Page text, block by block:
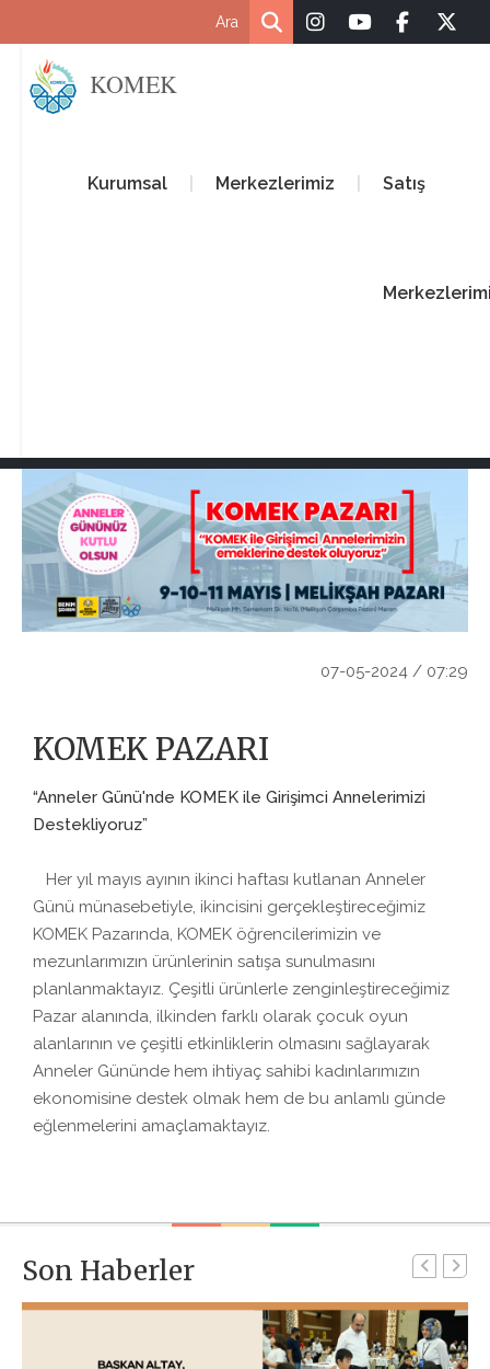
KOMEK
Kurumsal Merkezlerimiz Satış
07-05-2024 / 07:29
KOMEK PAZARI
“Anneler Günü'nde KOMEK ile Girişimci Annelerimizi
Destekliyoruz”
Her yıl mayıs ayının ikinci haftası kutlanan Anneler
Günü münasebetiyle, ikincisini gerçekleştireceğimiz
KOMEK Pazarında, KOMEK öğrencilerimizin ve
mezunlarımızın ürünlerinin satışa sunulmasını
planlanmaktayız. Çeşitli ürünlerle zenginleştireceğimiz
Pazar alanında, ilkinden farklı olarak çocuk oyun
alanlarının ve çeşitli etkinliklerin olmasını sağlayarak
Anneler Gününde hem ihtiyaç sahibi kadınlarımızın
ekonomisine destek olmak hem de bu anlamlı günde
eğlenmelerini amaçlamaktayız.
Son Haberler